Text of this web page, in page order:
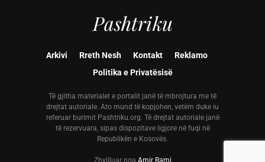
Pashtriku
Arkivi Rreth Nesh Kontakt
Reklamo
Politika e Privatësisë
Të gjitha materialet e portalit janë të mbrojtura me të
drejtat autoriale. Ato mund të kopjohen, vetëm duke iu
referuar burimit Pashtriku.org. Të drejtat autoriale janë
të rezervuara, sipas dispozitave ligjore në fuqi në
Republikën e Kosovës.
Zhvilluar nga Amir Rami